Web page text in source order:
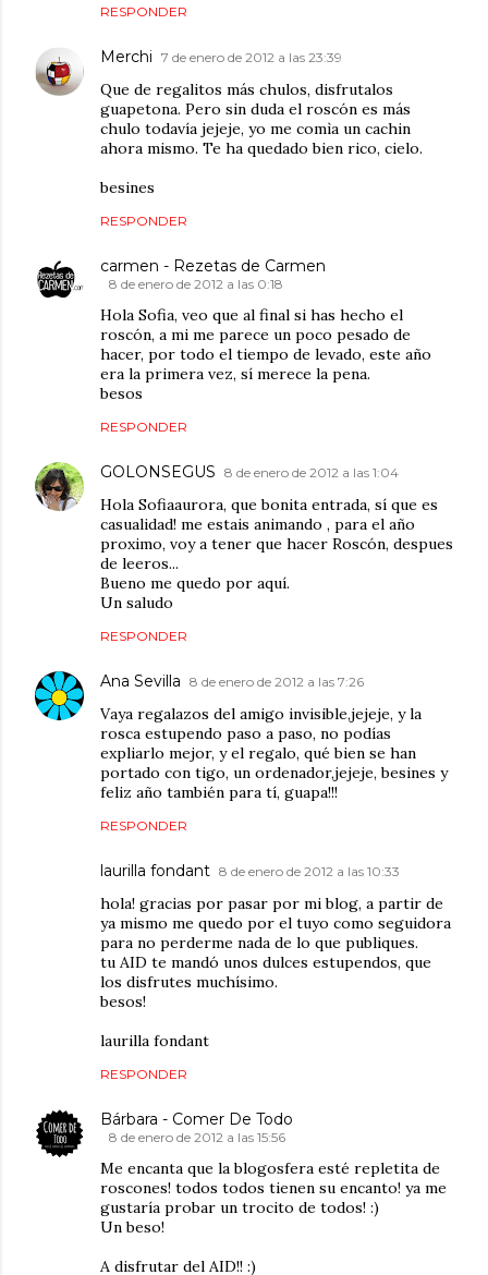
RESPONDER
Merchi 7 de enero de 2012 a las 23:39
Que de regalitos más chulos, disfrutalos
guapetona. Pero sin duda el roscón es más
chulo todavía jejeje, yo me comìa un cachin
ahora mismo. Te ha quedado bien rico, cielo.
besines
RESPONDER
carmen - Rezetas de Carmen
8 de enero de 2012 a las 0:18
Hola Sofia, veo que al final si has hecho el
roscón, a mi me parece un poco pesado de
hacer, por todo el tiempo de levado, este año
era la primera vez, sí merece la pena.
besos
RESPONDER
GOLONSEGUS 8 de enero de 2012 a las 1:04
Hola Sofiaaurora, que bonita entrada, sí que es
casualidad! me estais animando , para el año
proximo, voy a tener que hacer Roscón, despues
de leeros...
Bueno me quedo por aquí.
Un saludo
RESPONDER
Ana Sevilla 8 de enero de 2012 a las 7:26
Vaya regalazos del amigo invisible,jejeje, y la
rosca estupendo paso a paso, no podías
expliarlo mejor, y el regalo, qué bien se han
portado con tigo, un ordenador,jejeje, besines y
feliz año también para tí, guapa!!!
RESPONDER
laurilla fondant 8 de enero de 2012 a las 10:33
hola! gracias por pasar por mi blog, a partir de
ya mismo me quedo por el tuyo como seguidora
para no perderme nada de lo que publiques.
tu AID te mandó unos dulces estupendos, que
los disfrutes muchísimo.
besos!
laurilla fondant
RESPONDER
Bárbara - Comer De Todo
8 de enero de 2012 a las 15:56
Me encanta que la blogosfera esté repletita de
roscones! todos todos tienen su encanto! ya me
gustaría probar un trocito de todos! :)
Un beso!
A disfrutar del AID!! :)